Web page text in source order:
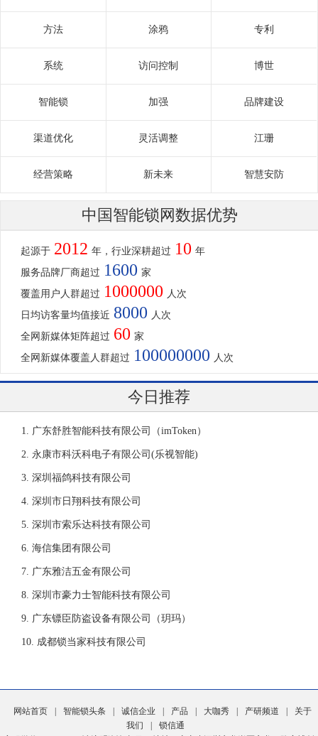
方法 涂鸦 专利
系统 访问控制 博世
智能锁 加强 品牌建设
渠道优化 灵活调整 江珊
经营策略 新未来 智慧安防
中国智能锁网数据优势
起源于 2012 年，行业深耕超过 10 年
服务品牌厂商超过 1600 家
覆盖用户人群超过 1000000 人次
日均访客量均值接近 8000 人次
全网新媒体矩阵超过 60 家
全网新媒体覆盖人群超过 100000000 人次
今日推荐
广东舒胜智能科技有限公司（imToken）
永康市科沃科电子有限公司(乐视智能)
深圳福鸽科技有限公司
深圳市日翔科技有限公司
深圳市索乐达科技有限公司
海信集团有限公司
广东雅洁五金有限公司
深圳市豪力士智能科技有限公司
广东镖臣防盗设备有限公司（玥玛）
成都锁当家科技有限公司
网站首页 智能锁头条 诚信企业 产品 大咖秀 产研频道
关于
我们
锁信通